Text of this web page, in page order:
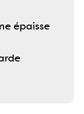
épaisse